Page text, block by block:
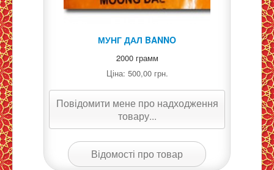
МУНГ ДАЛ BANNO
2000 грамм
Ціна: 500,00 грн.
Повідомити мене про надходження
товару...
Відомості про товар